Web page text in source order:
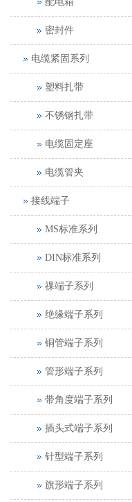
密封件
电缆紧固系列
塑料扎带
不锈钢扎带
电缆固定座
电缆管夹
接线端子
MS标准系列
DIN标准系列
祼端子系列
绝缘端子系列
铜管端子系列
管形端子系列
带角度端子系列
插头式端子系列
针型端子系列
旗形端子系列